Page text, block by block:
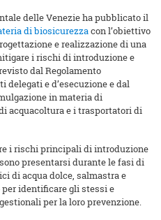
delle Venezie ha pubblicato il
di biosicurezzacon l’obiettivo
e realizzazione di una
i rischi di introduzione e
dal Regolamento
delegati e d’esecuzione e dal
in materia di
acquacoltura e i trasportatori di
i rischi principali di introduzione
presentarsi durante le fasi di
di acqua dolce, salmastra e
identificare gli stessi e
per la loro prevenzione.